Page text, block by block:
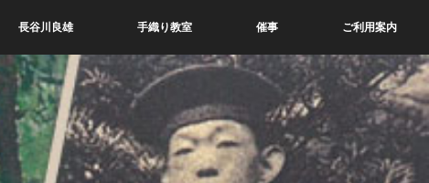
長谷川良雄 手織り教室 催事 ご利用案内